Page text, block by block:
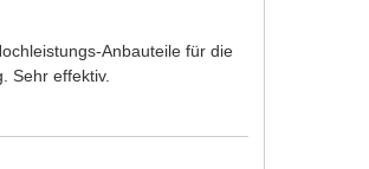
Anbauteile für die
Sehr effektiv.